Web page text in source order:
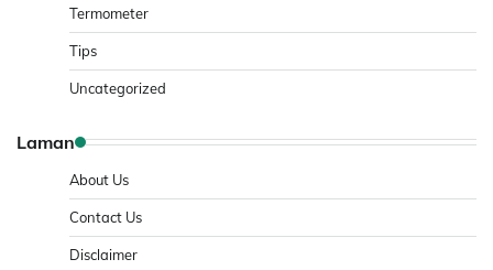
Termometer
Tips
Uncategorized
Laman
About Us
Contact Us
Disclaimer